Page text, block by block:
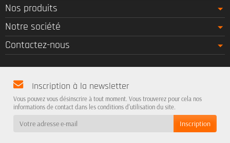
Nos produits
Notre société
Contactez-nous
Inscription à la newsletter
Vous pouvez vous désinscrire à tout moment. Vous trouverez pour cela nos
informations de contact dans les conditions d'utilisation du site.